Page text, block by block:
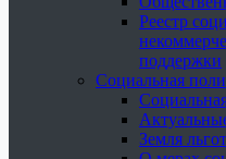
Реестр
поддержки
Социальная
Земля